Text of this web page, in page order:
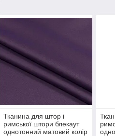
Тканина для штор і
римської штори блекаут
однотонний матовий колір